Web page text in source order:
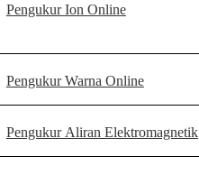
Pengukur Ion Online
Pengukur Warna Online
Pengukur Aliran Elektromagnetik